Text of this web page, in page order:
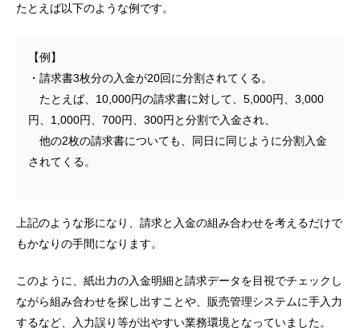
たとえば以下のような例です。
【例】
・請求書3枚分の入金が20回に分割されてくる。
たとえば、10,000円の請求書に対して、5,000円、3,000
円、1,000円、700円、300円と分割で入金され、
他の2枚の請求書についても、同日に同じように分割入金
されてくる。
上記のような形になり、請求と入金の組み合わせを考えるだけで
もかなりの手間になります。
このように、紙出力の入金明細と請求データを目視でチェックし
ながら組み合わせを探し出すことや、販売管理システムに手入力
するなど、入力誤り等が出やすい業務環境となっていました。